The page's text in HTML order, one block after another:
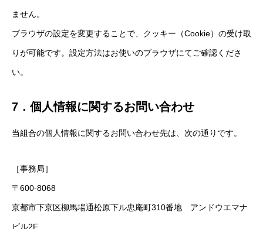
ません。
ブラウザの設定を変更することで、クッキー（Cookie）の受け取
りが可能です。設定方法はお使いのブラウザにてご確認くださ
い。
7．個人情報に関するお問い合わせ
当組合の個人情報に関するお問い合わせ先は、次の通りです。
［事務局］
〒600-8068
京都市下京区柳馬場通松原下ル忠庵町310番地 アンドウエマナ
ビル2F